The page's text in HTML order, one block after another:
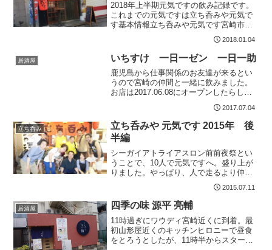
2018年上半期元気ですの飲み記録です。
これまでの元気ですは立ち呑みや元気で
す基本情報立ち呑みや元気です宮崎市中
央通７−２２ 1F ノムラビル17時から営業
色んな人と知り合える立呑屋さん宮崎市
一番の立ち飲み屋さんです今年も飲む
ぞ 2018....
2018.01.04
居酒屋 いちすけ 一日一ゼン 一日一助
鹿児島から仕事関係のお友達が来るとい
うので宮崎の仲間と一緒に飲みました。
お店は2017.06.08にオープンしたらし
い。今回7.03。まだオープンしたばか
り。通常4000円のAプランが3500円でし
た。時間無制限と言うのはうれしいです
ね。い...
2017.07.04
立ち呑み
立ち呑みや 元気です 2015年 後
半編
シーガイアトライアスロン前前夜祭とい
うことで、10人で元気ですへ。盛り上が
りました。やっぱり、人で走るより仲間
と走るのは楽しみですね。そうそう、こ
の日、20年以上前高千穂で同僚だった人
に会いました。向こうはあんまり覚えて
いなかったけど。でも...
2015.07.11
居酒屋 四季の味 源平 亮輔
11時過ぎにワウディ宮崎近くに到着。最
初山形屋近くのキッチンヒロニーで昼食
をとろうとしたが、11時半からスタート